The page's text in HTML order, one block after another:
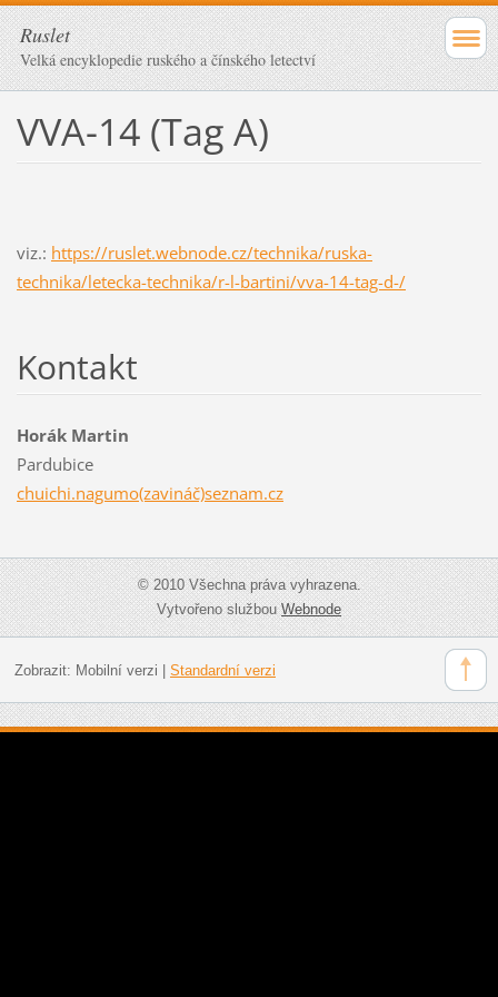
Ruslet
Velká encyklopedie ruského a čínského letectví
VVA-14 (Tag A)
viz.: https://ruslet.webnode.cz/technika/ruska-
technika/letecka-technika/r-l-bartini/vva-14-tag-d-/
Kontakt
Horák Martin
Pardubice
chuichi.nagumo(zavináč)seznam.cz
© 2010 Všechna práva vyhrazena.
Vytvořeno službouWebnode
Zobrazit: Mobilní verzi Standardní verzi